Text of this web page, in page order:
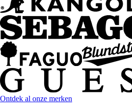
Ontdek al onze merken